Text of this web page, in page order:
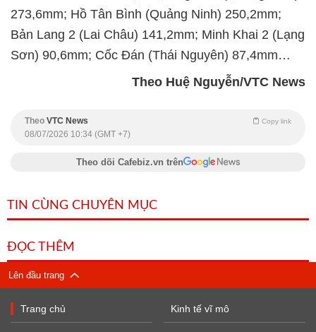
273,6mm; Hồ Tân Bình (Quảng Ninh) 250,2mm;
Bản Lang 2 (Lai Châu) 141,2mm; Minh Khai 2 (Lạng
Sơn) 90,6mm; Cốc Đán (Thái Nguyên) 87,4mm…
Theo Huệ Nguyễn/VTC News
Theo VTC News Copy link
08/07/2026 10:34 (GMT +7)
Theo dõi Cafebiz.vn trên
TIN CÙNG CHUYÊN MỤC
ĐỌC THÊM
Lên đầu trang
Trang chủ Kinh tế vĩ mô